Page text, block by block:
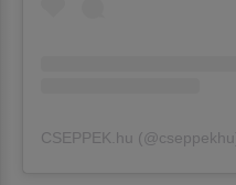
CSEPPEK.hu (@cseppekhu